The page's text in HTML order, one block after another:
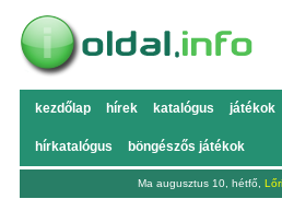
kezdőlap hírek katalógus játékok
hírkatalógus böngészős játékok
Ma augusztus 10, hétfő,